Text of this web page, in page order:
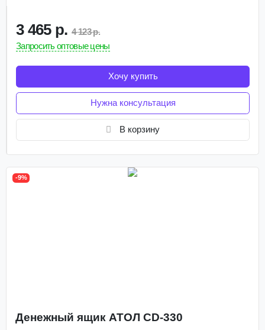
3 465 р. 4 123 р.
Запросить оптовые цены
Хочу купить
Нужна консультация
В корзину
-9%
Денежный ящик АТОЛ CD-330